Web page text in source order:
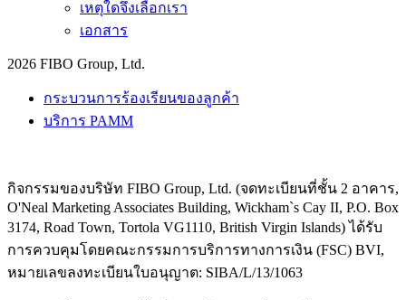
เหตุใดจึงเลือกเรา
เอกสาร
2026 FIBO Group, Ltd.
กระบวนการร้องเรียนของลูกค้า
บริการ PAMM
กิจกรรมของบริษัท FIBO Group, Ltd. (จดทะเบียนที่ชั้น 2 อาคาร,
O'Neal Marketing Associates Building, Wickham`s Cay II, P.O. Box
3174, Road Town, Tortola VG1110, British Virgin Islands) ได้รับ
การควบคุมโดยคณะกรรมการบริการทางการเงิน (FSC) BVI,
หมายเลขลงทะเบียนใบอนุญาต: SIBA/L/13/1063